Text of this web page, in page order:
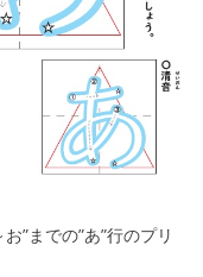
”までの”あ”行のプリ